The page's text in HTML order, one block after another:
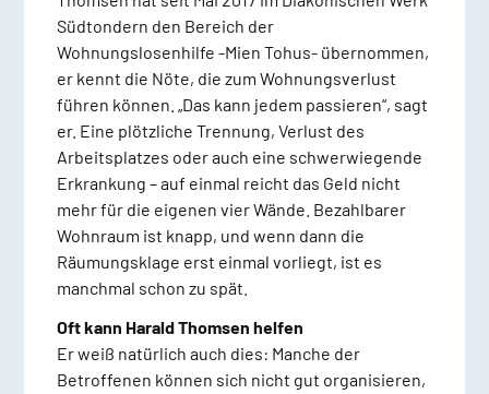
Südtondern den Bereich der
Wohnungslosenhilfe -Mien Tohus- übernommen,
er kennt die Nöte, die zum Wohnungsverlust
führen können. „Das kann jedem passieren“, sagt
er. Eine plötzliche Trennung, Verlust des
Arbeitsplatzes oder auch eine schwerwiegende
Erkrankung – auf einmal reicht das Geld nicht
mehr für die eigenen vier Wände. Bezahlbarer
Wohnraum ist knapp, und wenn dann die
Räumungsklage erst einmal vorliegt, ist es
manchmal schon zu spät.
Oft kann Harald Thomsen helfen
Er weiß natürlich auch dies: Manche der
Betroffenen können sich nicht gut organisieren,